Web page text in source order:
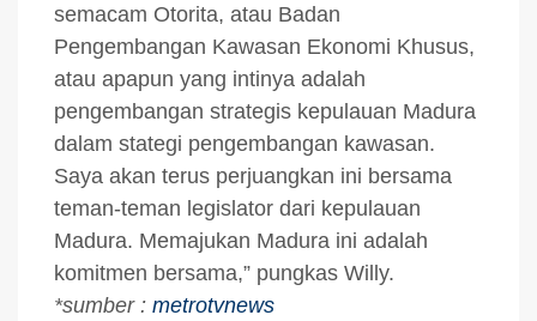
semacam Otorita, atau Badan
Pengembangan Kawasan Ekonomi Khusus,
atau apapun yang intinya adalah
pengembangan strategis kepulauan Madura
dalam stategi pengembangan kawasan.
Saya akan terus perjuangkan ini bersama
teman-teman legislator dari kepulauan
Madura. Memajukan Madura ini adalah
komitmen bersama,” pungkas Willy.
*sumber : metrotvnews